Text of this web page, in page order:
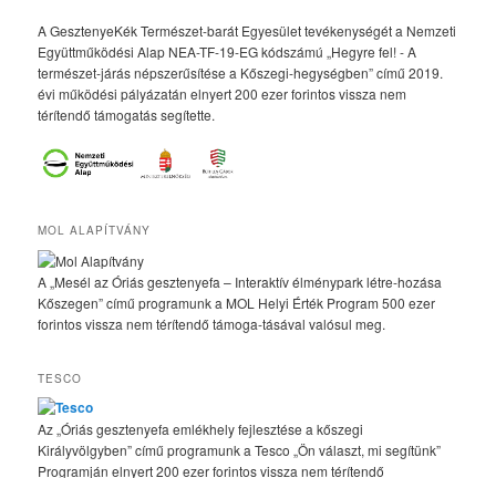
A GesztenyeKék Természet-barát Egyesület tevékenységét a Nemzeti
Együttműködési Alap NEA-TF-19-EG kódszámú „Hegyre fel! - A
természet-járás népszerűsítése a Kőszegi-hegységben” című 2019.
évi működési pályázatán elnyert 200 ezer forintos vissza nem
térítendő támogatás segítette.
MOL ALAPÍTVÁNY
A „Mesél az Óriás gesztenyefa – Interaktív élménypark létre-hozása
Kőszegen” című programunk a MOL Helyi Érték Program 500 ezer
forintos vissza nem térítendő támoga-tásával valósul meg.
TESCO
Az „Óriás gesztenyefa emlékhely fejlesztése a kőszegi
Királyvölgyben” című programunk a Tesco „Ön választ, mi segítünk”
Programján elnyert 200 ezer forintos vissza nem térítendő